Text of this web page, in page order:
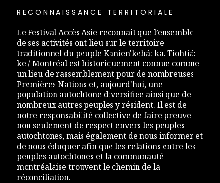
RECONNAISSANCE TERRITORIALE
Le Festival Accès Asie reconnaît que l’ensemble
de ses activités ont lieu sur le territoire
traditionnel du peuple Kanien'kehá: ka. Tiohtiá:
ke / Montréal est historiquement connue comme
un lieu de rassemblement pour de nombreuses
Premières Nations et, aujourd'hui, une
population autochtone diversifiée ainsi que de
nombreux autres peuples y résident. Il est de
notre responsabilité collective de faire preuve
non seulement de respect envers les peuples
autochtones, mais également de nous informer et
de nous éduquer afin que les relations entre les
peuples autochtones et la communauté
montréalaise trouvent le chemin de la
réconciliation.